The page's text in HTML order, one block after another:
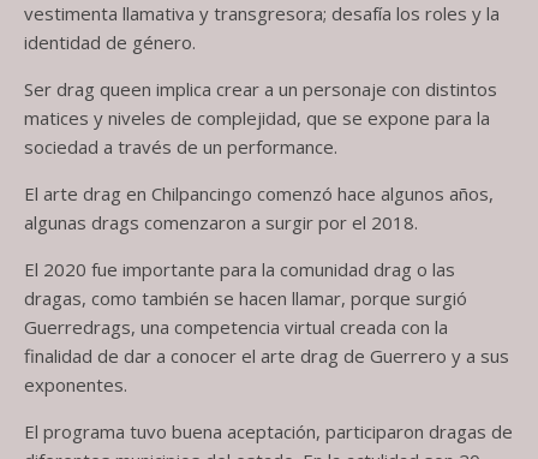
vestimenta llamativa y transgresora; desafía los roles y la
identidad de género.
Ser drag queen implica crear a un personaje con distintos
matices y niveles de complejidad, que se expone para la
sociedad a través de un performance.
El arte drag en Chilpancingo comenzó hace algunos años,
algunas drags comenzaron a surgir por el 2018.
El 2020 fue importante para la comunidad drag o las
dragas, como también se hacen llamar, porque surgió
Guerredrags, una competencia virtual creada con la
finalidad de dar a conocer el arte drag de Guerrero y a sus
exponentes.
El programa tuvo buena aceptación, participaron dragas de